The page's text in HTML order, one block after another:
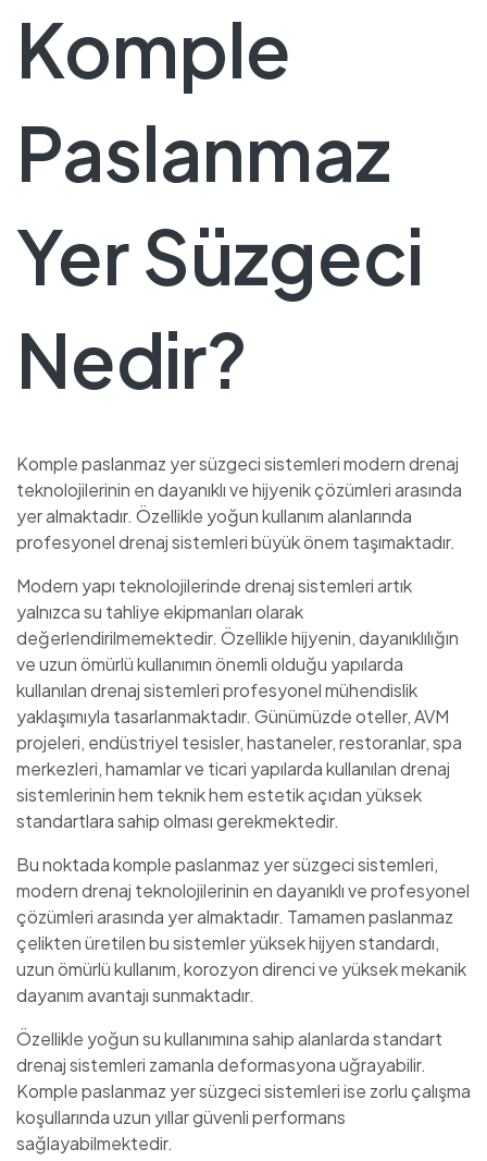
Komple
Paslanmaz
Yer Süzgeci
Nedir?
Komple paslanmaz yer süzgeci sistemleri modern drenaj
teknolojilerinin en dayanıklı ve hijyenik çözümleri arasında
yer almaktadır. Özellikle yoğun kullanım alanlarında
profesyonel drenaj sistemleri büyük önem taşımaktadır.
Modern yapı teknolojilerinde drenaj sistemleri artık
yalnızca su tahliye ekipmanları olarak
değerlendirilmemektedir. Özellikle hijyenin, dayanıklılığın
ve uzun ömürlü kullanımın önemli olduğu yapılarda
kullanılan drenaj sistemleri profesyonel mühendislik
yaklaşımıyla tasarlanmaktadır. Günümüzde oteller, AVM
projeleri, endüstriyel tesisler, hastaneler, restoranlar, spa
merkezleri, hamamlar ve ticari yapılarda kullanılan drenaj
sistemlerinin hem teknik hem estetik açıdan yüksek
standartlara sahip olması gerekmektedir.
Bu noktada komple paslanmaz yer süzgeci sistemleri,
modern drenaj teknolojilerinin en dayanıklı ve profesyonel
çözümleri arasında yer almaktadır. Tamamen paslanmaz
çelikten üretilen bu sistemler yüksek hijyen standardı,
uzun ömürlü kullanım, korozyon direnci ve yüksek mekanik
dayanım avantajı sunmaktadır.
Özellikle yoğun su kullanımına sahip alanlarda standart
drenaj sistemleri zamanla deformasyona uğrayabilir.
Komple paslanmaz yer süzgeci sistemleri ise zorlu çalışma
koşullarında uzun yıllar güvenli performans
sağlayabilmektedir.